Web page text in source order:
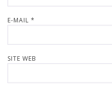
E-MAIL *
SITE WEB